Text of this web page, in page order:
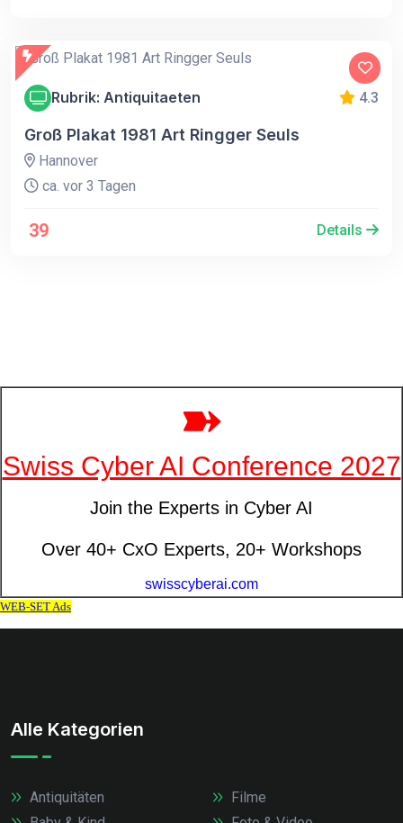
Rubrik: Antiquitaeten 4.3
Groß Plakat 1981 Art Ringger Seuls
Hannover
ca. vor 3 Tagen
39 Details
Alle Kategorien
Antiquitäten
Filme